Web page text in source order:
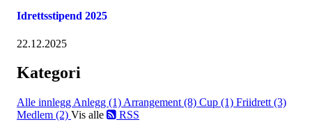
Idrettsstipend 2025
22.12.2025
Kategori
Alle innlegg Anlegg (1) Arrangement (8) Cup (1) Friidrett (3)
Medlem (2) Vis alle RSS